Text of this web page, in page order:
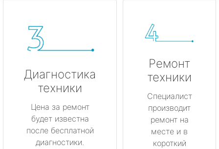
Диагностика
техники
Цена за ремонт
будет известна
после бесплатной
диагностики.
Ремонт
техники
Специалист
производит
ремонт на
месте и в
короткий